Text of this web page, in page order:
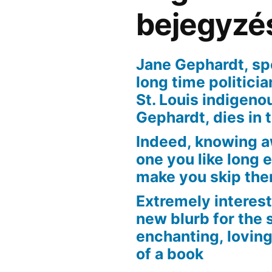
Jane Gephardt,
long time
St. Louis
Gephardt, dies in
Indeed, knowing
one you like long
make you skip
Extremely
new blurb for the
enchanting,
of a book